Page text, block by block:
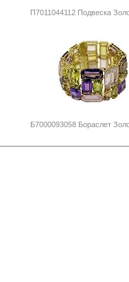
П7011044112 Подвеска
Б7000093058 Бораслет